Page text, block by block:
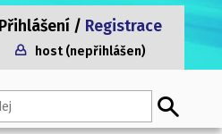
Přihlášení / Registrace
host (nepřihlášen)